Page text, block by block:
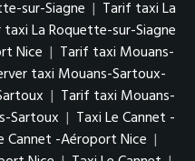
sur-Siagne | Tarif taxi La
taxi La Roquette-sur-Siagne
Nice | Tarif taxi Mouans-
taxi Mouans-Sartoux-
| Tarif taxi Mouans-
Sartoux | Taxi Le Cannet -
Cannet -Aéroport Nice |